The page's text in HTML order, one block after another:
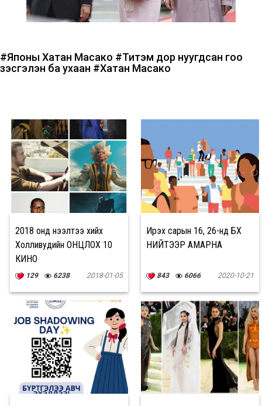
#Японы Хатан Масако #Титэм дор нуугдсан гоо
үзэсгэлэн ба ухаан #Хатан Масако
2018 онд нээлтээ хийх
Холливудийн ОНЦЛОХ 10
КИНО
129 6238 2018-01-05
Ирэх сарын 16, 26-нд БҮХ
НИЙТЭЭР АМАРНА
843 6066 2020-10-21